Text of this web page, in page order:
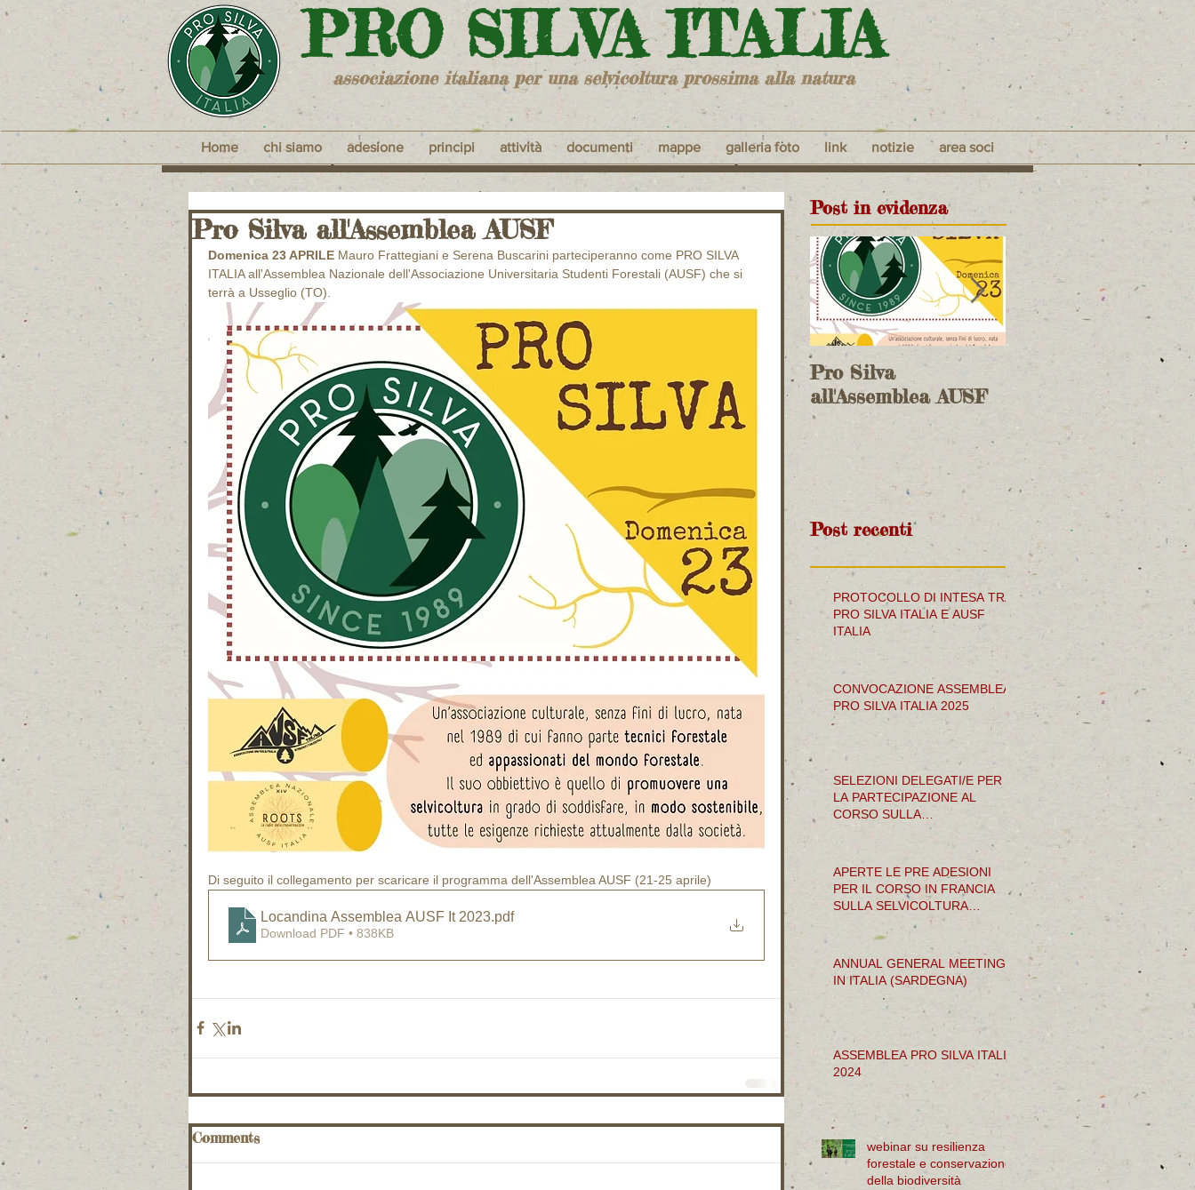
​PRO SILVA ITALIA
associazione italiana per una selvicoltura prossima alla natura
Home chi siamo adesione principi attività documenti mappe galleria foto link notizie area soci
Pro Silva all'Assemblea AUSF
Domenica 23 APRILE Mauro Frattegiani e Serena Buscarini parteciperanno come PRO SILVA
ITALIA all'Assemblea Nazionale dell'Associazione Universitaria Studenti Forestali (AUSF) che si
terrà a Usseglio (TO).
Di seguito il collegamento per scaricare il programma dell'Assemblea AUSF (21-25 aprile)
Locandina Assemblea AUSF It 2023.pdf
Download PDF • 838KB
Comments
Post in evidenza
Pro Silva
all'Assemblea AUSF
incontro bilaterale
fra Commissione
Europea ed Italia su
Natura 2000
Post recenti
PROTOCOLLO DI INTESA TRA
PRO SILVA ITALIA E AUSF
ITALIA
CONVOCAZIONE ASSEMBLEA
PRO SILVA ITALIA 2025
SELEZIONI DELEGATI/E PER
LA PARTECIPAZIONE AL
CORSO SULLA
SELVICOLTURA PROSSIMA
APERTE LE PRE ADESIONI
PER IL CORSO IN FRANCIA
SULLA SELVICOLTURA
PROSSIMA ALLA NATURA
ANNUAL GENERAL MEETING
IN ITALIA (SARDEGNA)
ASSEMBLEA PRO SILVA ITALIA
2024
webinar su resilienza
forestale e conservazione
della biodiversità